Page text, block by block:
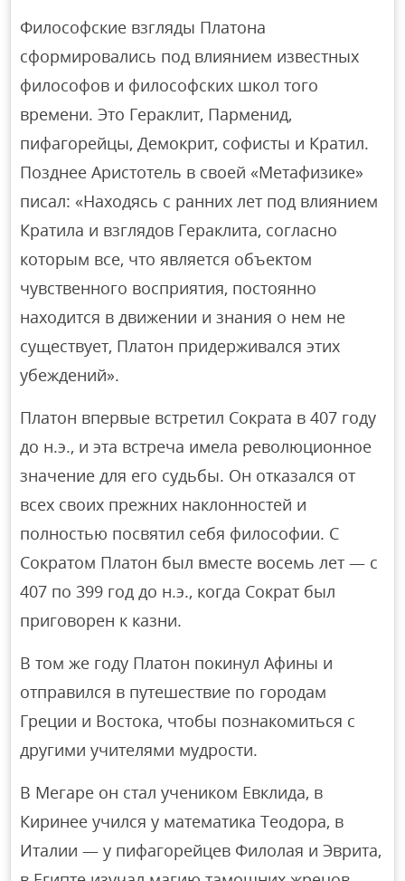
Философские взгляды Платона
сформировались под влиянием известных
философов и философских школ того
времени. Это Гераклит, Парменид,
пифагорейцы, Демокрит, софисты и Кратил.
Позднее Аристотель в своей «Метафизике»
писал: «Находясь с ранних лет под влиянием
Кратила и взглядов Гераклита, согласно
которым все, что является объектом
чувственного восприятия, постоянно
находится в движении и знания о нем не
существует, Платон придерживался этих
убеждений».
Платон впервые встретил Сократа в 407 году
до н.э., и эта встреча имела революционное
значение для его судьбы. Он отказался от
всех своих прежних наклонностей и
полностью посвятил себя философии. С
Сократом Платон был вместе восемь лет — с
407 по 399 год до н.э., когда Сократ был
приговорен к казни.
В том же году Платон покинул Афины и
отправился в путешествие по городам
Греции и Востока, чтобы познакомиться с
другими учителями мудрости.
В Мегаре он стал учеником Евклида, в
Киринее учился у математика Теодора, в
Италии — у пифагорейцев Филолая и Эврита,